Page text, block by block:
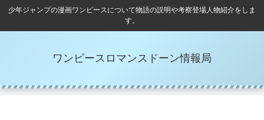
少年ジャンプの漫画ワンピースについて物語の説明や考察登場人物紹介をしま
す。
ワンピースロマンスドーン情報局